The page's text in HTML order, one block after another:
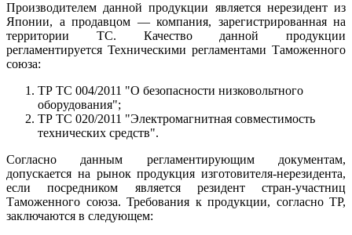
Производителем данной продукции является нерезидент из
Японии, а продавцом — компания, зарегистрированная на
территории ТС. Качество данной продукции
регламентируется Техническими регламентами Таможенного
союза:
ТР ТС 004/2011 "О безопасности низковольтного
оборудования";
ТР ТС 020/2011 "Электромагнитная совместимость
технических средств".
Согласно данным регламентирующим документам,
допускается на рынок продукция изготовителя-нерезидента,
если посредником является резидент стран-участниц
Таможенного союза. Требования к продукции, согласно ТР,
заключаются в следующем: